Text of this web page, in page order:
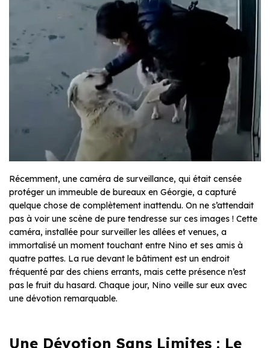
Récemment, une caméra de surveillance, qui était censée
protéger un immeuble de bureaux en Géorgie, a capturé
quelque chose de complètement inattendu. On ne s’attendait
pas à voir une scène de pure tendresse sur ces images ! Cette
caméra, installée pour surveiller les allées et venues, a
immortalisé un moment touchant entre Nino et ses amis à
quatre pattes. La rue devant le bâtiment est un endroit
fréquenté par des chiens errants, mais cette présence n’est
pas le fruit du hasard. Chaque jour, Nino veille sur eux avec
une dévotion remarquable.
Une Dévotion Sans Limites : Le